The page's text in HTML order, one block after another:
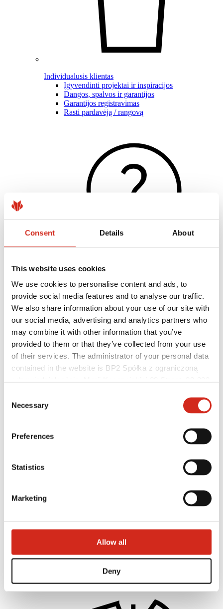
Consent Details About
This website uses cookies
We use cookies to personalise content and ads, to
provide social media features and to analyse our traffic.
We also share information about your use of our site with
our social media, advertising and analytics partners who
may combine it with other information that you’ve
provided to them or that they’ve collected from your use
of their services. The administrator of your personal data
contained in the website is BP2 Spółka z ograniczoną
121387608.
Selection
Necessary
Preferences
Statistics
Marketing
Allow all
Deny
Individualusis klientas
Įgyvendinti projektai ir inspiracijos
Dangos, spalvos ir garantijos
Garantijos registravimas
Rasti pardavėją / rangovą
Dangos, spalvos ir garantijos
Garantijos registravimas
Įgyvendinti projektai ir inspiracijos
Parsisiunčiami failai
Rasti rangovą
Kur įsigyti?
Profesionalams
Rinkodaros pasiūlymas
Optimizuoti stogą